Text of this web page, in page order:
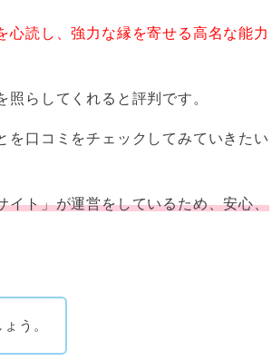
心読し、強力な縁を寄せる高名な能力
らしてくれると評判です。
を口コミをチェックしてみていきたい
イト」が運営をしているため、安心、
う。